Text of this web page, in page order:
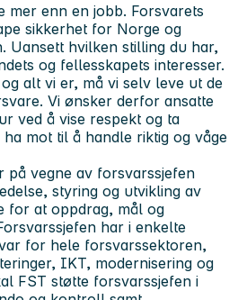
mer enn en jobb. Forsvarets
sikkerhet for Norge og
Uansett hvilken stilling du har,
og fellesskapets interesser.
alt vi er, må vi selv leve ut de
Vi ønsker derfor ansatte
ved å vise respekt og ta
mot til å handle riktig og våge
på vegne av forsvarssjefen
styring og utvikling av
for at oppdrag, mål og
har i enkelte
for hele forsvarssektoren,
IKT, modernisering og
FST støtte forsvarssjefen i